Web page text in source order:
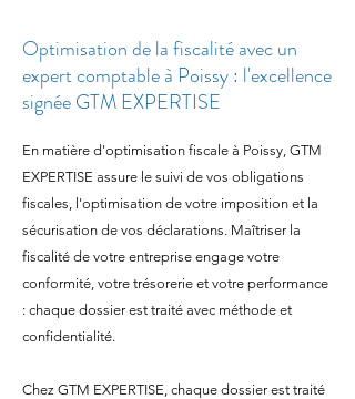
Optimisation de la fiscalité avec un
expert comptable à Poissy : l'excellence
signée GTM EXPERTISE
En matière d'optimisation fiscale à Poissy, GTM
EXPERTISE assure le suivi de vos obligations
fiscales, l'optimisation de votre imposition et la
sécurisation de vos déclarations. Maîtriser la
fiscalité de votre entreprise engage votre
conformité, votre trésorerie et votre performance
: chaque dossier est traité avec méthode et
confidentialité.
Chez GTM EXPERTISE, chaque dossier est traité